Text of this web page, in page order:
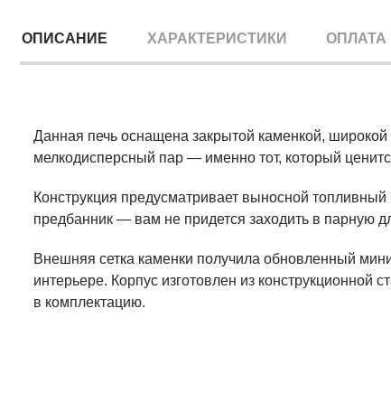
ОПИСАНИЕ ХАРАКТЕРИСТИКИ ОПЛАТА
Данная печь оснащена закрытой каменкой, широкой
мелкодисперсный пар — именно тот, который
Конструкция предусматривает выносной
предбанник — вам не придется заходить в парную
Внешняя сетка каменки получила обновленный
интерьере. Корпус изготовлен из
в комплектацию.